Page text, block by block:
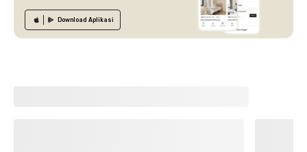
Download Aplikasi